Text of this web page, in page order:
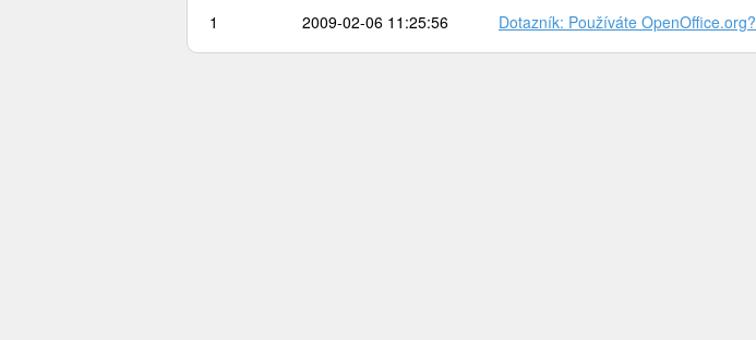
1
2009-02-06 11:25:56 Dotazník: Používáte OpenOffice.org?